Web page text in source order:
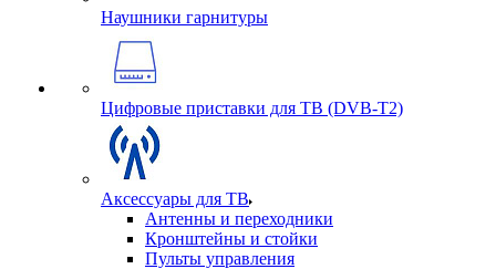
Наушники гарнитуры
Цифровые приставки для ТВ (DVB-T2)
Аксессуары для ТВ
Антенны и переходники
Кронштейны и стойки
Пульты управления